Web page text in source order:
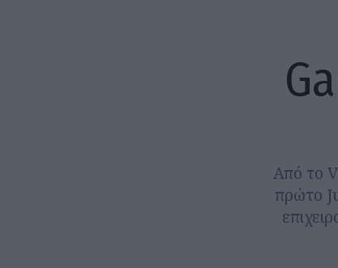
Από το
πρώτο